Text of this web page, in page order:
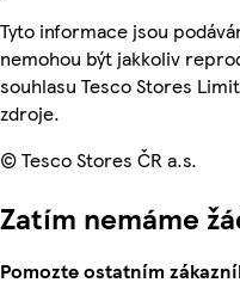
Tyto informace jsou
nemohou být jakkoliv
souhlasu Tesco Stores
zdroje.
© Tesco Stores ČR a.s.
Zatím nemáme
Pomozte ostatním